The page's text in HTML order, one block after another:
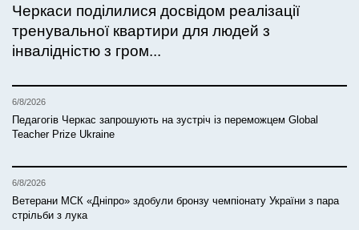
Черкаси поділилися досвідом реалізації
тренувальної квартири для людей з
інвалідністю з гром...
6/8/2026
Педагогів Черкас запрошують на зустріч із переможцем Global
Teacher Prize Ukraine
6/8/2026
Ветерани МСК «Дніпро» здобули бронзу чемпіонату України з пара
стрільби з лука